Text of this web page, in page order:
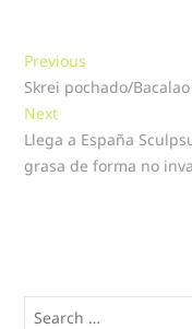
Navegación
de
entradas
Previous
post:
Skrei pochado/
NextNext
post:
Llega a España
grasa de forma no